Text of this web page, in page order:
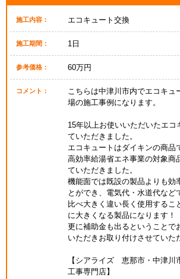
施工内容： エコキュート交換
施工期間： 1日
参考価格： 60万円
コメント：
こちらは中津川市内でエコキュ
場の施工事例になります。
15年以上お使いいただいたエコ
ていただきました。
エコキュートはダイキンの商品
高効率給湯省エネ事業の対象商
ていただきました。
機能面では既設の製品よりも効
とができ、電気代・水道代など
比べ大きく違い長く使用するこ
に大きくなる製品になります！
更に補助金も出るということで
いただきお取り付けさせていた
【シアライズ 恵那市・中津川
工事専門店】